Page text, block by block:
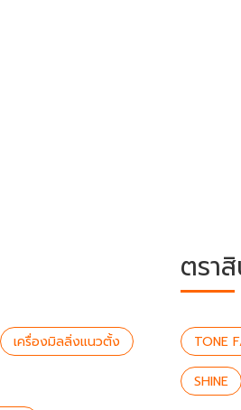
เครื่องมิลลิ่งแนวตั้ง
ตรา
TONE
SHINE